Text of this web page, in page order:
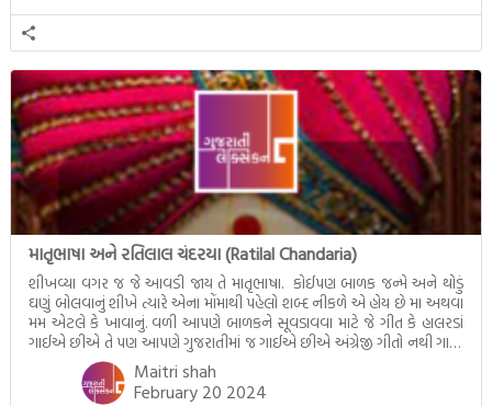
માતૃભાષા અને રતિલાલ ચંદરયા (Ratilal Chandaria)
શીખવ્યા વગર જ જે આવડી જાય તે માતૃભાષા. કોઈપણ બાળક જન્મે અને થોડું
ઘણું બોલવાનું શીખે ત્યારે એના મોંમાથી પહેલો શબ્દ નીકળે એ હોય છે મા અથવા
મમ એટલે કે ખાવાનું. વળી આપણે બાળકને સૂવડાવવા માટે જે ગીત કે હાલરડાં
ગાઈએ છીએ તે પણ આપણે ગુજરાતીમાં જ ગાઈએ છીએ અંગ્રેજી ગીતો નથી ગાતા.
આમ બાળકને […]
Maitri shah
February 20 2024